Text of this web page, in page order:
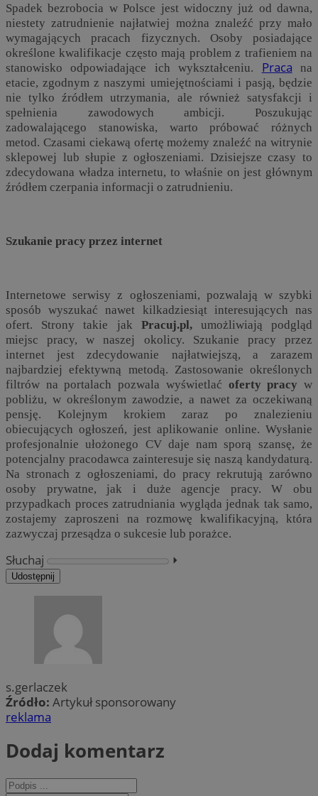
Spadek bezrobocia w Polsce jest widoczny już od dawna,
niestety zatrudnienie najłatwiej można znaleźć przy mało
wymagających pracach fizycznych. Osoby posiadające
określone kwalifikacje często mają problem z trafieniem na
stanowisko odpowiadające ich wykształceniu. Praca
na
etacie, zgodnym z naszymi umiejętnościami i pasją, będzie
nie tylko źródłem utrzymania, ale również satysfakcji i
spełnienia zawodowych ambicji. Poszukując
zadowalającego stanowiska, warto próbować różnych
metod. Czasami ciekawą ofertę możemy znaleźć na witrynie
sklepowej lub słupie z ogłoszeniami. Dzisiejsze czasy to
zdecydowana władza internetu, to właśnie on jest głównym
źródłem czerpania informacji o zatrudnieniu.
Szukanie pracy przez internet
Internetowe serwisy z ogłoszeniami, pozwalają w szybki
sposób wyszukać nawet kilkadziesiąt interesujących nas
ofert. Strony takie jak Pracuj.pl, umożliwiają podgląd
miejsc pracy, w naszej okolicy. Szukanie pracy przez
internet jest zdecydowanie najłatwiejszą, a zarazem
najbardziej efektywną metodą. Zastosowanie określonych
filtrów na portalach pozwala wyświetlać oferty pracyw
pobliżu, w określonym zawodzie, a nawet za oczekiwaną
pensję. Kolejnym krokiem zaraz po znalezieniu
obiecujących ogłoszeń, jest aplikowanie online. Wysłanie
profesjonalnie ułożonego CV daje nam sporą szansę, że
potencjalny pracodawca zainteresuje się naszą kandydaturą.
Na stronach z ogłoszeniami, do pracy rekrutują zarówno
osoby prywatne, jak i duże agencje pracy. W obu
przypadkach proces zatrudniania wygląda jednak tak samo,
zostajemy zaproszeni na rozmowę kwalifikacyjną, która
zazwyczaj przesądza o sukcesie lub porażce.
Słuchaj ⏵︎
Udostępnij
s.gerlaczek
Źródło: Artykuł sponsorowany
reklama
Dodaj komentarz